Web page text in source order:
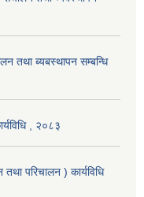
तथा ब्यबस्थापन सम्बन्धि
, २०८३
परिचालन ) कार्यविधि